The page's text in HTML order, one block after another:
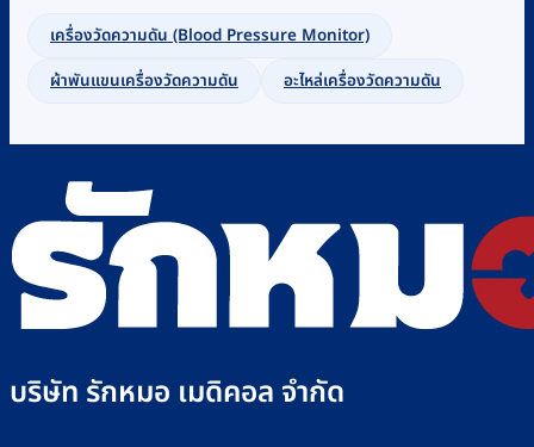
เครื่องวัดความดัน (Blood Pressure Monitor)
ผ้าพันแขนเครื่องวัดความดัน
อะไหล่เครื่องวัดความดัน
บริษัท รักหมอ เมดิคอล จำกัด